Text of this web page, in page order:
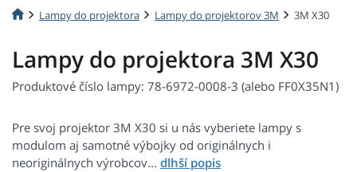
Lampy do projektora Lampy do projektorov 3M 3M X30
Lampy do projektora 3M X30
Produktové číslo lampy: 78-6972-0008-3 (alebo FF0X35N1)
Pre svoj projektor 3M X30 si u nás vyberiete lampy s
modulom aj samotné výbojky od originálnych i
neoriginálnych výrobcov...